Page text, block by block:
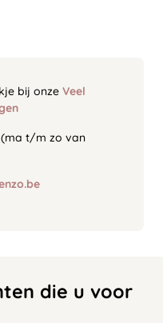
bij onze Veel
(ma t/m zo van
die u voor